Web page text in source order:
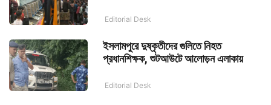
Editorial Desk
ইসলামপুরে দুষ্কৃতীদের গুলিতে নিহত
প্রধানশিক্ষক, শুটআউটে আলোড়ন এলাকায়
Editorial Desk